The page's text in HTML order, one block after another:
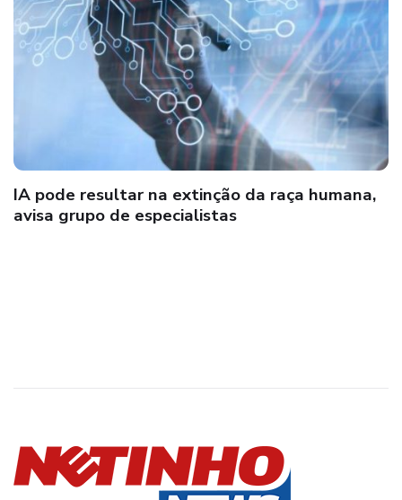
IA pode resultar na extinção da raça humana,
avisa grupo de especialistas